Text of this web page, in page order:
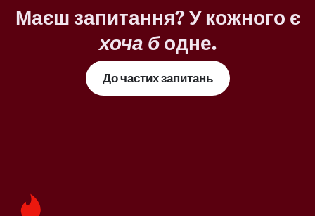
Маєш запитання? У кожного є
хоча бодне.
До частих запитань